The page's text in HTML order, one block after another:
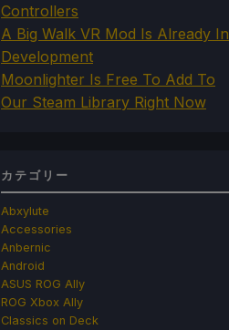
Controllers
A Big Walk VR Mod Is Already In
Development
Moonlighter Is Free To Add To
Our Steam Library Right Now
カテゴリー
Abxylute
Accessories
Anbernic
Android
ASUS ROG Ally
ROG Xbox Ally
Classics on Deck